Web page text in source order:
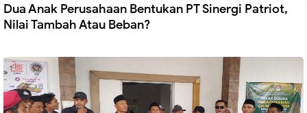
Dua Anak Perusahaan Bentukan PT Sinergi Patriot,
Nilai Tambah Atau Beban?